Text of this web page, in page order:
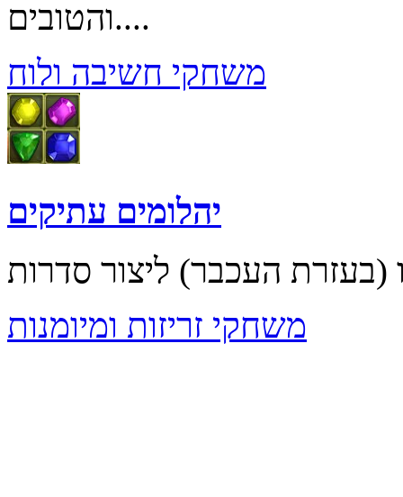
והטובים....
משחקי חשיבה ולוח
יהלומים עתיקים
משחקי זריזות ומיומנות